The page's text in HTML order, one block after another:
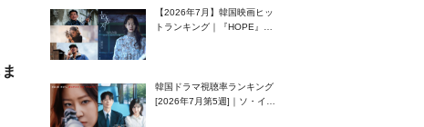
【2026年7月】韓国映画ヒッ
トランキング｜『HOPE』が
韓国ドラマ視聴率ランキング
[2026年7月第5週]｜ソ・イン